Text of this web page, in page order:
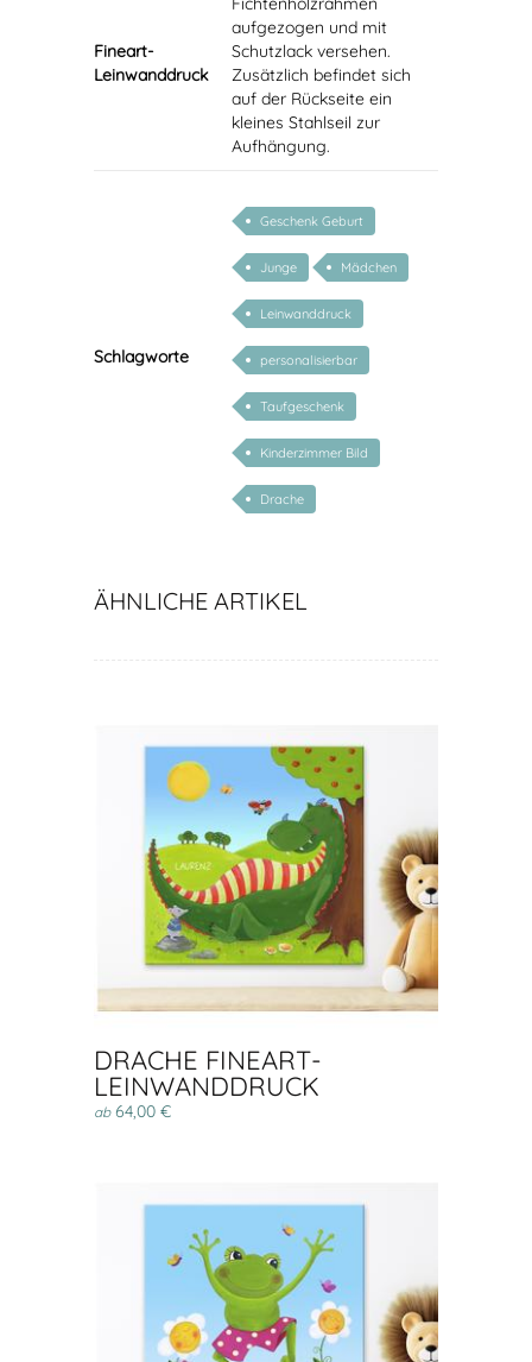
Fineart-
Leinwanddruck
aufgezogen und mit
Schutzlack versehen.
Zusätzlich befindet sich
auf der Rückseite ein
kleines Stahlseil zur
Aufhängung.
Schlagworte
Geschenk Geburt
Junge Mädchen
Leinwanddruck
personalisierbar
Taufgeschenk
Kinderzimmer Bild
Drache
ÄHNLICHE ARTIKEL
DRACHE FINEART-
LEINWANDDRUCK
ab64,00 €